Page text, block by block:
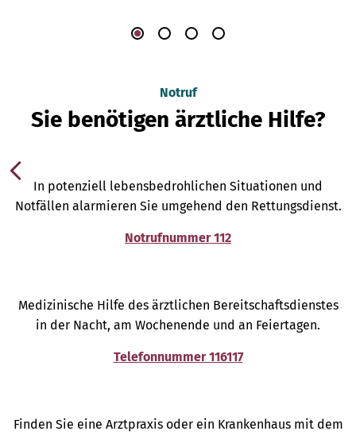
Notruf
Sie benötigen ärztliche Hilfe?
In potenziell lebensbedrohlichen Situationen und
Notfällen alarmieren Sie umgehend den Rettungsdienst.
Notrufnummer 112
Medizinische Hilfe des ärztlichen Bereitschaftsdienstes
in der Nacht, am Wochenende und an Feiertagen.
Telefonnummer 116117
Finden Sie eine Arztpraxis oder ein Krankenhaus mit dem